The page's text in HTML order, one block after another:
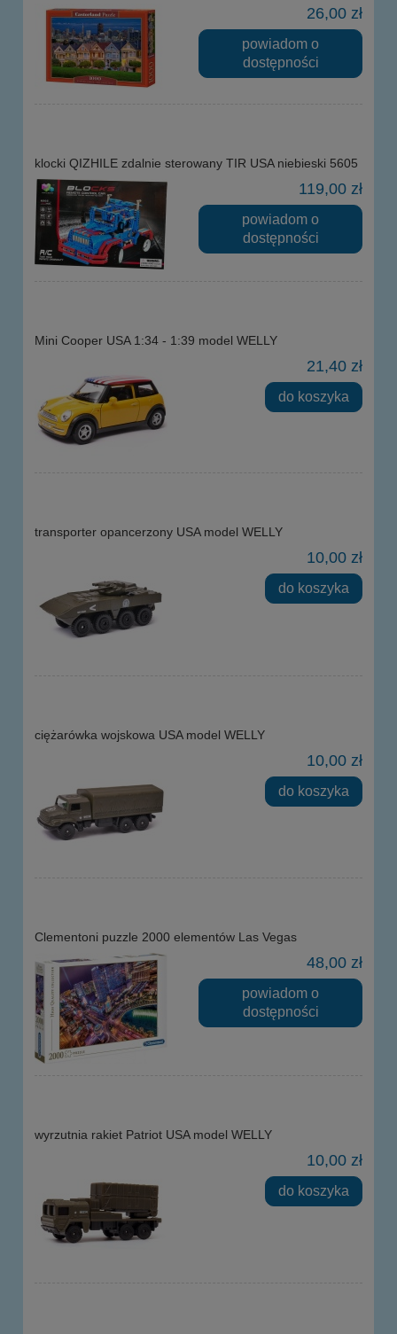
26,00 zł
powiadom o
dostępności
klocki QIZHILE zdalnie sterowany TIR USA niebieski 5605
119,00 zł
powiadom o
dostępności
Mini Cooper USA 1:34 - 1:39 model WELLY
21,40 zł
do koszyka
transporter opancerzony USA model WELLY
10,00 zł
do koszyka
ciężarówka wojskowa USA model WELLY
10,00 zł
do koszyka
Clementoni puzzle 2000 elementów Las Vegas
48,00 zł
powiadom o
dostępności
wyrzutnia rakiet Patriot USA model WELLY
10,00 zł
do koszyka